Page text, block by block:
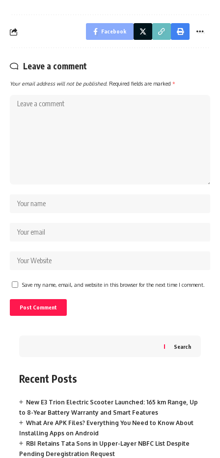
Facebook
Leave a comment
Your email address will not be published. Required fields are marked *
Save my name, email, and website in this browser for the next time I comment.
Search
Recent Posts
New E3 Trion Electric Scooter Launched: 165 km Range, Up
to 8-Year Battery Warranty and Smart Features
What Are APK Files? Everything You Need to Know About
Installing Apps on Android
RBI Retains Tata Sons in Upper-Layer NBFC List Despite
Pending Deregistration Request